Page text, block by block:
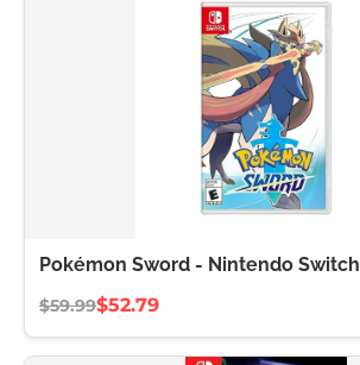
Pokémon Sword - Nintendo Switch
$59.99$52.79